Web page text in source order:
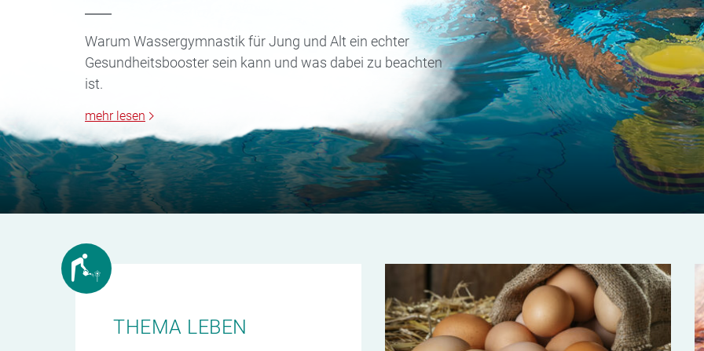
Warum Wassergymnastik für Jung und Alt ein echter
Gesundheitsbooster sein kann und was dabei zu beachten
ist.
mehr lesen
THEMA LEBEN